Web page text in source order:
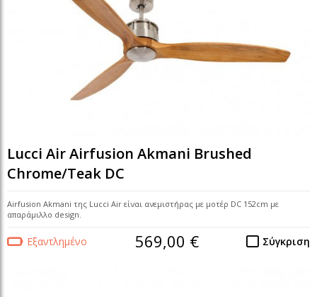
Lucci Air Airfusion Akmani Brushed
Chrome/Teak DC
Airfusion Akmani της Lucci Air είναι ανεμιστήρας με μοτέρ DC 152cm με
απαράμιλλο design.
Εξαντλημένο Σύγκριση
569,00 €